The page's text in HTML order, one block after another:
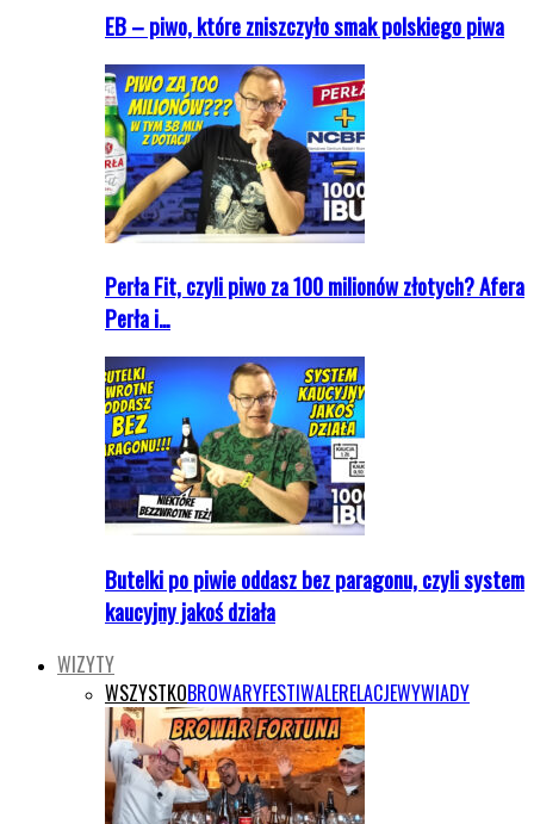
EB – piwo, które zniszczyło smak polskiego piwa
Perła Fit, czyli piwo za 100 milionów złotych? Afera
Perła i…
Butelki po piwie oddasz bez paragonu, czyli system
kaucyjny jakoś działa
WIZYTY
WSZYSTKOBROWARYFESTIWALERELACJEWYWIADY